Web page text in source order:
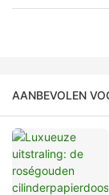
AANBEVOLEN